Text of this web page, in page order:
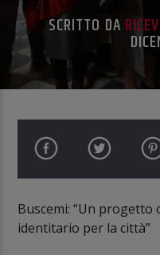
SCRITTO DA
Buscemi: “Un
identitario per la città”